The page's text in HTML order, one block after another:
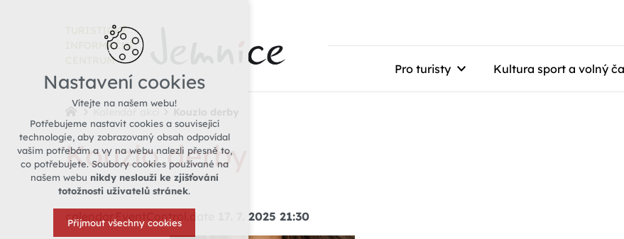
TURISTICKÉ
INFORMAČNÍ
CENTRUM
Pro turisty Kultura sport a volný
Kouzlo derby
calendar.EventControl.date 17. 7. 2025 21:30
Nastavení cookies
Vítejte na našem webu!
Potřebujeme nastavit cookies a související
technologie, aby zobrazovaný obsah odpovídal
vašim potřebám a vy na webu nalezli přesně to,
co potřebujete. Soubory cookies používané na
našem webu nikdy neslouží ke zjišťování
totožnosti uživatelů stránek.
Přijmout všechny cookies